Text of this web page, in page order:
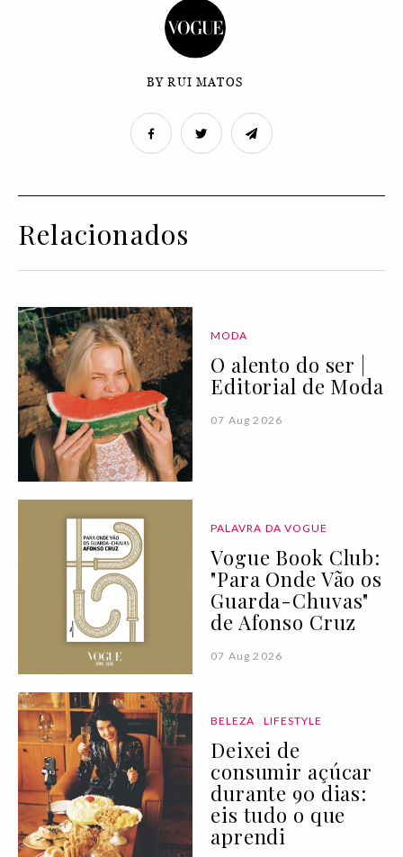
BY RUI MATOS
Relacionados
MODA
O alento do ser |
Editorial de Moda
07 Aug 2026
PALAVRA DA VOGUE
Vogue Book Club:
"Para Onde Vão os
Guarda-Chuvas"
de Afonso Cruz
07 Aug 2026
BELEZA LIFESTYLE
Deixei de
consumir açúcar
durante 90 dias:
eis tudo o que
aprendi